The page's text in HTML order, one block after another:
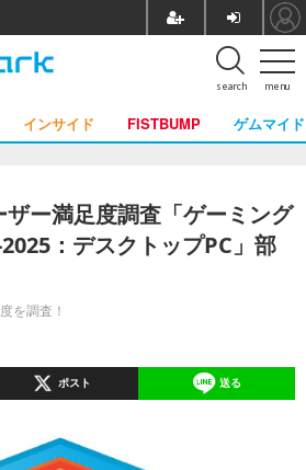
menu
search
インサイド FISTBUMP ゲムマイド
ー満足度調査「ゲーミング
：デスクトップPC」部
を調査！
ポスト 送る